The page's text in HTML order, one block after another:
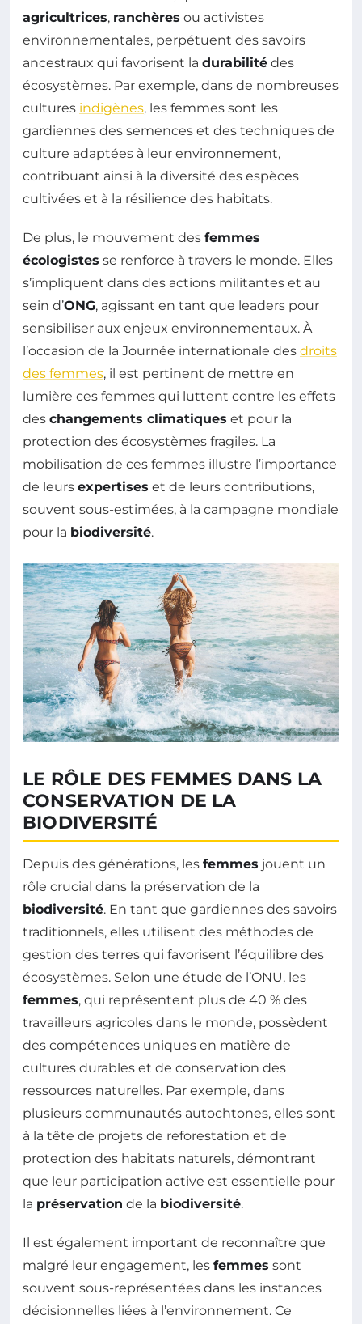
agricultrices, ranchères ou activistes
environnementales, perpétuent des savoirs
ancestraux qui favorisent la durabilité des
écosystèmes. Par exemple, dans de nombreuses
cultures indigènes, les femmes sont les
gardiennes des semences et des techniques de
culture adaptées à leur environnement,
contribuant ainsi à la diversité des espèces
cultivées et à la résilience des habitats.
De plus, le mouvement des femmes
écologistes se renforce à travers le monde. Elles
s’impliquent dans des actions militantes et au
sein d’ONG, agissant en tant que leaders pour
sensibiliser aux enjeux environnementaux. À
l’occasion de la Journée internationale des droits
des femmes, il est pertinent de mettre en
lumière ces femmes qui luttent contre les effets
des changements climatiques et pour la
protection des écosystèmes fragiles. La
mobilisation de ces femmes illustre l’importance
de leurs expertises et de leurs contributions,
souvent sous-estimées, à la campagne mondiale
pour la biodiversité.
LE RÔLE DES FEMMES DANS LA
CONSERVATION DE LA
BIODIVERSITÉ
Depuis des générations, les femmes jouent un
rôle crucial dans la préservation de la
biodiversité. En tant que gardiennes des savoirs
traditionnels, elles utilisent des méthodes de
gestion des terres qui favorisent l’équilibre des
écosystèmes. Selon une étude de l’ONU, les
femmes, qui représentent plus de 40 % des
travailleurs agricoles dans le monde, possèdent
des compétences uniques en matière de
cultures durables et de conservation des
ressources naturelles. Par exemple, dans
plusieurs communautés autochtones, elles sont
à la tête de projets de reforestation et de
protection des habitats naturels, démontrant
que leur participation active est essentielle pour
la préservation de la biodiversité.
Il est également important de reconnaître que
malgré leur engagement, les femmes sont
souvent sous-représentées dans les instances
décisionnelles liées à l’environnement. Ce